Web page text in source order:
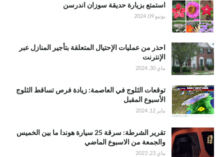
استمتع بزيارة حديقة سوزان اندرسن
يونيو 09, 2024
احذر من عمليات الإحتيال المتعلقة بتأجير المنازل عبر
الإنترنت
ماي 30, 2024
توقعات الثلوج في العاصمة: زيادة فرص تساقط الثلوج
الأسبوع المقبل
يناير 12, 2024
تقرير الشرطة: سرقة 25 سيارة هوندا ما بين الخميس
والجمعة من الاسبوع الماضي
ماي 23, 2023